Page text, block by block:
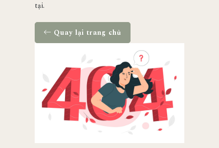
tại.
Quay lại trang chủ